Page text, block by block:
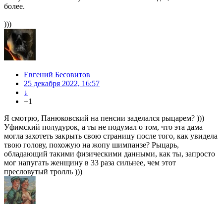
более.
)))
Евгений Бесовитов
25 декабря 2022, 16:57
↓
+1
Я смотрю, Панюковский на пенсии заделался рыцарем? )))
Уфимский полудурок, а ты не подумал о том, что эта дама
могла захотеть закрыть свою страницу после того, как увидела
твою голову, похожую на жопу шимпанзе? Рыцарь,
обладающий такими физическими данными, как ты, запросто
мог напугать женщину в 33 раза сильнее, чем этот
пресловутый тролль )))